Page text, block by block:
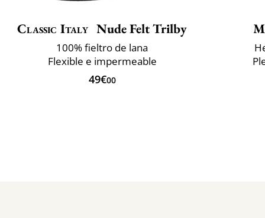
Classic Italy Nude Felt Trilby
100% fieltro de lana
Flexible e impermeable
49€00